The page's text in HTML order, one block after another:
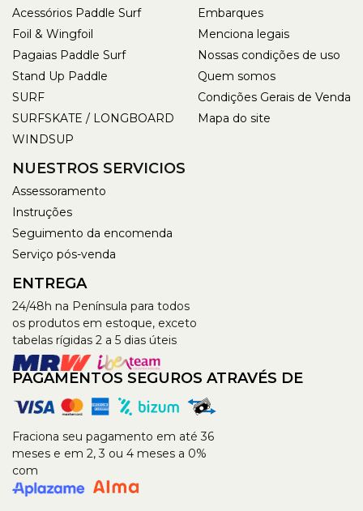
Acessórios Paddle Surf
Foil & Wingfoil
Pagaias Paddle Surf
Stand Up Paddle
SURF
SURFSKATE / LONGBOARD
WINDSUP
Embarques
Menciona legais
Nossas condições de uso
Quem somos
Condições Gerais de Venda
Mapa do site
NUESTROS SERVICIOS
Assessoramento
Instruções
Seguimento da encomenda
Serviço pós-venda
ENTREGA
24/48h na Península para todos
os produtos em estoque, exceto
tabelas rígidas 2 a 5 dias úteis
PAGAMENTOS SEGUROS ATRAVÉS DE
Fraciona seu pagamento em até 36
meses e em 2, 3 ou 4 meses a 0%
com